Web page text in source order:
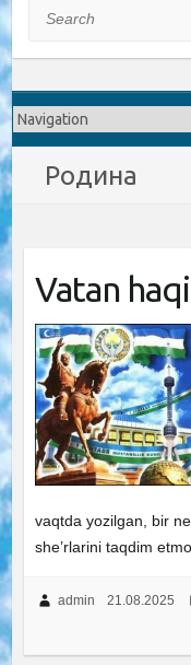
Родина
Vatan
vaqtda yozilgan, bir
she’rlarini taqdim
admin 21.08.2025